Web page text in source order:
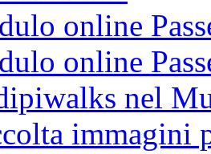
online
online
nel
immagini